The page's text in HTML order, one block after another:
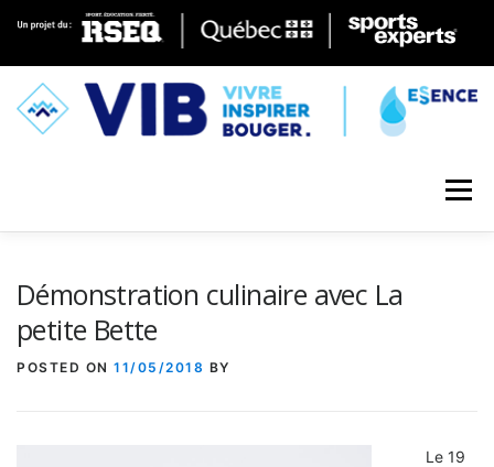
Skip to content
Menu
Démonstration culinaire avec La
petite Bette
POSTED ON 11/05/2018 BY
Le 19